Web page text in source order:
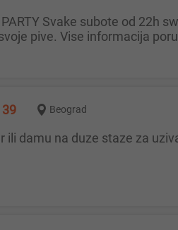
pive. Vise informacija
39 Beograd